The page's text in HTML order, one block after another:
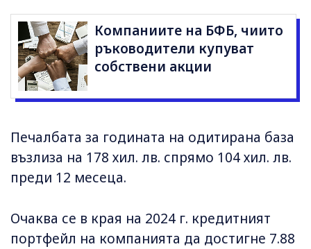
Компаниите на БФБ, чиито
ръководители купуват
собствени акции
Печалбата за годината на одитирана база
възлиза на 178 хил. лв. спрямо 104 хил. лв.
преди 12 месеца.
Очаква се в края на 2024 г. кредитният
портфейл на компанията да достигне 7.88